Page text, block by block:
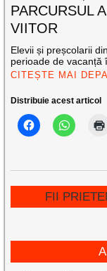
PARCURSUL
VIITOR
Elevii și preșcolarii
perioade de vacanță
CITEȘTE MAI
Distribuie acest articol
FII